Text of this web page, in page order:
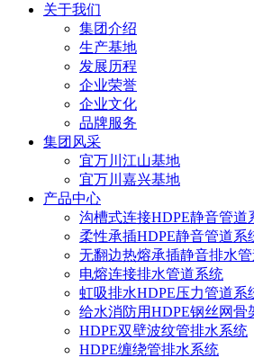
关于我们
集团介绍
生产基地
发展历程
企业荣誉
企业文化
品牌服务
集团风采
宜万川江山基地
宜万川嘉兴基地
产品中心
沟槽式连接HDPE静音管道
柔性承插HDPE静音管道系
无翻边热熔承插静音排水
电熔连接排水管道系统
虹吸排水HDPE压力管道系
给水消防用HDPE钢丝网骨
HDPE双壁波纹管排水系统
HDPE缠绕管排水系统